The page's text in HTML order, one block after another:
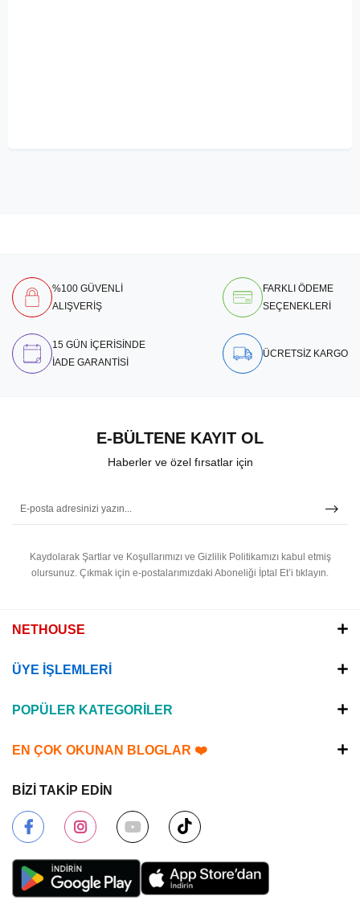
%100 GÜVENLİ
ALIŞVERİŞ
FARKLI ÖDEME
SEÇENEKLERİ
15 GÜN İÇERİSİNDE
İADE GARANTİSİ
ÜCRETSİZ KARGO
E-BÜLTENE KAYIT OL
Haberler ve özel fırsatlar için
Kaydolarak Şartlar ve Koşullarımızı ve Gizlilik Politikamızı kabul etmiş
olursunuz. Çıkmak için e-postalarımızdaki Aboneliği İptal Et’i tıklayın.
NETHOUSE
ÜYE İŞLEMLERİ
POPÜLER KATEGORİLER
EN ÇOK OKUNAN BLOGLAR ❤️
BİZİ TAKİP EDİN